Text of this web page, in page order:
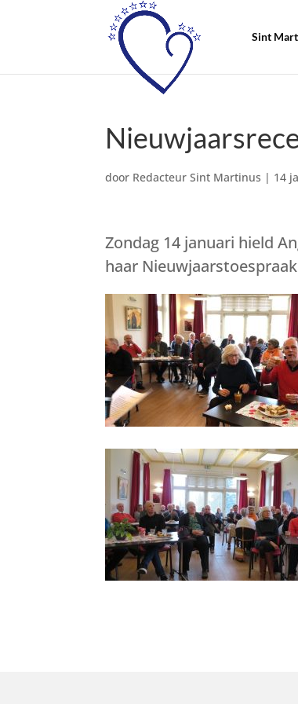
Sint
door Redacteur Sint Martinus | 14
Zondag 14 januari hield
haar